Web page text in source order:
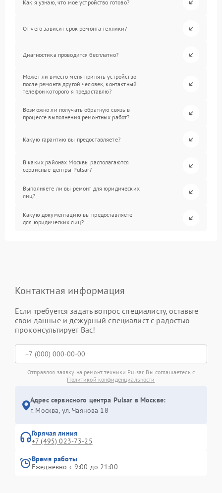
Как я узнаю, что мое устройство готово?
От чего зависит срок ремонта техники?
Диагностика проводится бесплатно?
Может ли вместо меня принять устройство
после ремонта другой человек, контактный
телефон которого я предоставлю?
Возможно ли получать обратную связь в
процессе выполнения ремонтных работ?
Какую гарантию вы предоставляете?
В каких районах Москвы располагаются
сервисные центры Pulsar?
Выполняете ли вы ремонт для юридических
лиц?
Какую документацию вы предоставляете
для юридических лиц?
Контактная информация
Если требуется задать вопрос специалисту, оставьте
свои данные и дежурный специалист с радостью
проконсультирует Вас!
Отправляя заявку на ремонт техники Pulsar, Вы соглашаетесь с
Политикой конфиденциальности
Адрес сервисного центра Pulsar в Москве:
г. Москва, ул. Чаянова 18
Горячая линия
+7 (495) 023-73-25
Время работы
Ежедневно с 9:00 до 21:00